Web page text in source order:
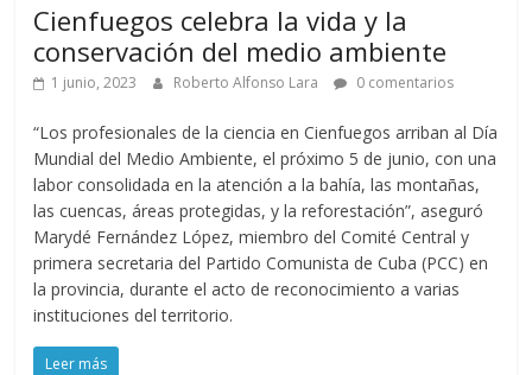
Cienfuegos celebra la vida y la
conservación del medio ambiente
1 junio, 2023 Roberto Alfonso Lara 0 comentarios
“Los profesionales de la ciencia en Cienfuegos arriban al Día
Mundial del Medio Ambiente, el próximo 5 de junio, con una
labor consolidada en la atención a la bahía, las montañas,
las cuencas, áreas protegidas, y la reforestación”, aseguró
Marydé Fernández López, miembro del Comité Central y
primera secretaria del Partido Comunista de Cuba (PCC) en
la provincia, durante el acto de reconocimiento a varias
instituciones del territorio.
Leer más